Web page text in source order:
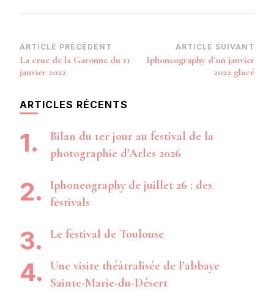
Navigation
d’article
ARTICLE PRÉCÉDENT
La crue de la Garonne du 11
janvier 2022
ARTICLE SUIVANT
Iphoneography d’un janvier
2022 glacé
ARTICLES RÉCENTS
Bilan du 1er jour au festival de la
photographie d’Arles 2026
Iphoneography de juillet 26 : des
festivals
Le festival de Toulouse
Une visite théâtralisée de l’abbaye
Sainte-Marie-du-Désert